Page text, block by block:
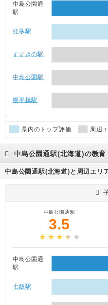
中島公園通
駅
発寒駅
すすきの駅
中島公園駅
幌平橋駅
県内のトップ評価 周辺
中島公園通駅(北海道)の教育
中島公園通駅(北海道)と周辺エリ
中島公園通駅
3.5
中島公園通
駅
七飯駅